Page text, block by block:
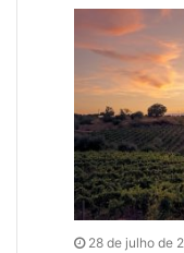
28 de julho de